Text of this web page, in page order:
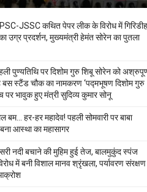
JSSC कथित पेपर लीक के विरोध में गिरिडीह
उग्र प्रदर्शन, मुख्यमंत्री हेमंत सोरेन का पुतला
पुण्यतिथि पर दिशोम गुरु शिबू सोरेन को
बस स्टैंड चौक का नामकरण ‘पद्मभूषण दिशोम गुरु
पर भावुक हुए मंत्री सुदिव्य कुमार सोनू
हर-हर महादेव! पहली सोमवारी पर बाबा
आस्था का महासागर
नदी बचाने की मुहिम हुई तेज, बालमुकुंद स्पंज
में बनी विशाल मानव श्रृंखला, पर्यावरण संरक्षण